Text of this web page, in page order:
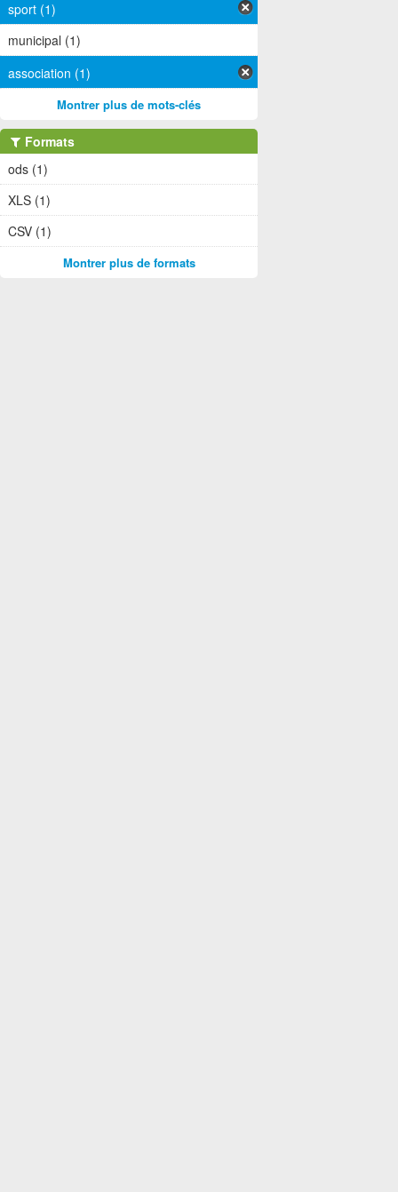
sport (1)
municipal (1)
association (1)
Montrer plus de mots-clés
Formats
ods (1)
XLS (1)
CSV (1)
Montrer plus de formats